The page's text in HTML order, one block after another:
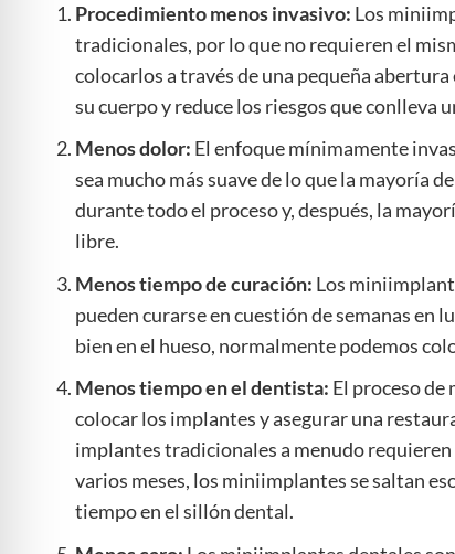
Procedimiento menos invasivo: Los
tradicionales, por lo que no requieren el
colocarlos a través de una pequeña abertura
su cuerpo y reduce los riesgos que conlleva
Menos dolor: El enfoque mínimamente
sea mucho más suave de lo que la mayoría
durante todo el proceso y, después, la
libre.
Menos tiempo de curación: Los
pueden curarse en cuestión de semanas en
bien en el hueso, normalmente podemos
Menos tiempo en el dentista: El proceso de
colocar los implantes y asegurar una
implantes tradicionales a menudo requieren
varios meses, los miniimplantes se saltan
tiempo en el sillón dental.